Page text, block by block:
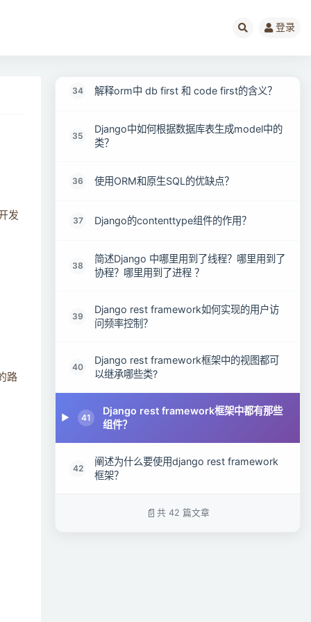
登录
发
路
34 解释orm中 db first 和 code first的含义？
35
Django中如何根据数据库表生成model中的
类？
36 使用ORM和原生SQL的优缺点？
37 Django的contenttype组件的作用？
38
简述Django 中哪里用到了线程？哪里用到了
协程？哪里用到了进程 ？
39
Django rest framework如何实现的用户访
问频率控制？
40
Django rest framework框架中的视图都可
以继承哪些类?
41
Django rest framework框架中都有那些
组件？
42
阐述为什么要使用django rest framework
框架？
共 42 篇文章